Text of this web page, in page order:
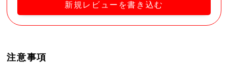
新規レビューを書き込む
注意事項